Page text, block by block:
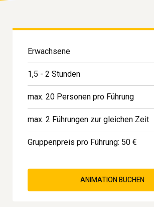
Erwachsene
1,5 - 2 Stunden
max. 20 Personen pro Führung
max. 2 Führungen zur gleichen Zeit
Gruppenpreis pro Führung: 50 €
ANIMATION BUCHEN